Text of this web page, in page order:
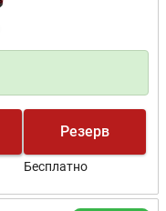
Резерв
Бесплатно